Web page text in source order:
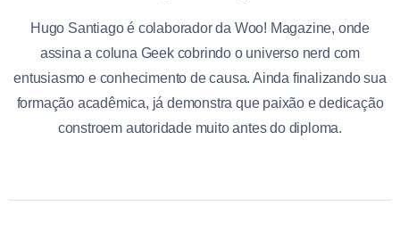
Hugo Santiago é colaborador da Woo! Magazine, onde
assina a coluna Geek cobrindo o universo nerd com
entusiasmo e conhecimento de causa. Ainda finalizando sua
formação acadêmica, já demonstra que paixão e dedicação
constroem autoridade muito antes do diploma.